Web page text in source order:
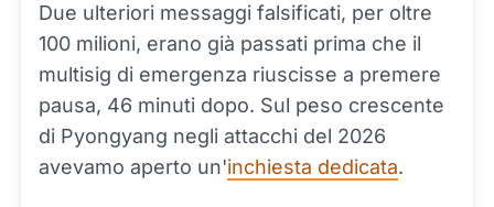
Due ulteriori messaggi falsificati, per oltre
100 milioni, erano già passati prima che il
multisig di emergenza riuscisse a premere
pausa, 46 minuti dopo. Sul peso crescente
di Pyongyang negli attacchi del 2026
avevamo aperto un'inchiesta dedicata.